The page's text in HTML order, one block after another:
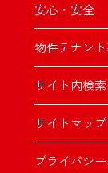
安心・安全
物件テナン
サイト内検索
サイトマップ
プライバシ